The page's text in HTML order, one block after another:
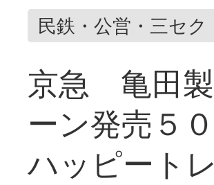
民鉄・公営・三セク
京急 亀田
ーン発売５
ハッピート